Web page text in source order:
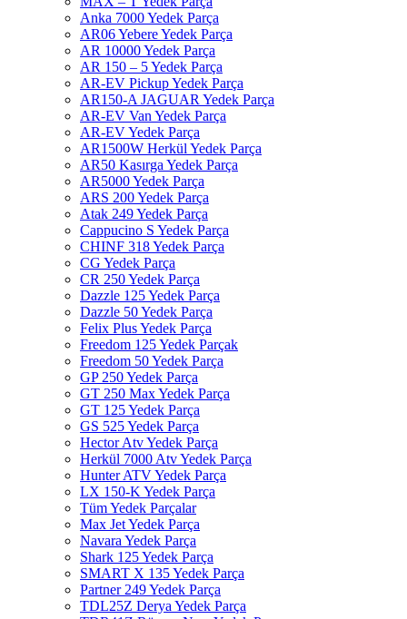
Anka 7000 Yedek Parça
AR06 Yebere Yedek Parça
AR 10000 Yedek Parça
AR 150 – 5 Yedek Parça
AR-EV Pickup Yedek Parça
AR150-A JAGUAR Yedek Parça
AR-EV Van Yedek Parça
AR-EV Yedek Parça
AR1500W Herkül Yedek Parça
AR50 Kasırga Yedek Parça
AR5000 Yedek Parça
ARS 200 Yedek Parça
Atak 249 Yedek Parça
Cappucino S Yedek Parça
CHINF 318 Yedek Parça
CG Yedek Parça
CR 250 Yedek Parça
Dazzle 125 Yedek Parça
Dazzle 50 Yedek Parça
Felix Plus Yedek Parça
Freedom 125 Yedek Parçak
Freedom 50 Yedek Parça
GP 250 Yedek Parça
GT 250 Max Yedek Parça
GT 125 Yedek Parça
GS 525 Yedek Parça
Hector Atv Yedek Parça
Herkül 7000 Atv Yedek Parça
Hunter ATV Yedek Parça
LX 150-K Yedek Parça
Tüm Yedek Parçalar
Max Jet Yedek Parça
Navara Yedek Parça
Shark 125 Yedek Parça
SMART X 135 Yedek Parça
Partner 249 Yedek Parça
TDL25Z Derya Yedek Parça